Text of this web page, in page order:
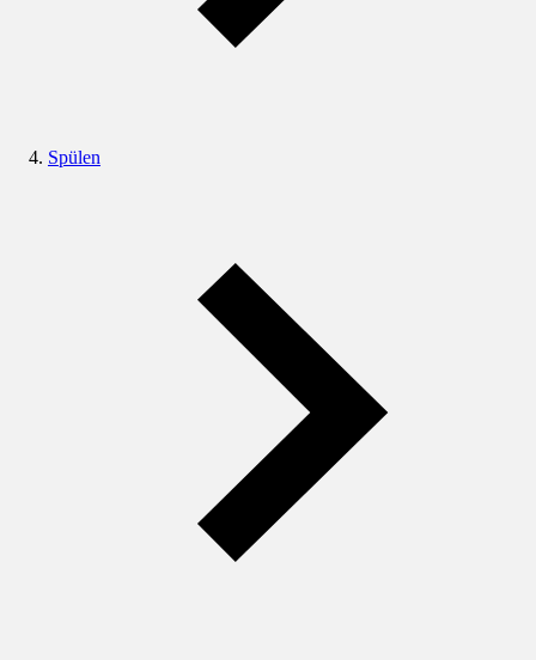
Spülen